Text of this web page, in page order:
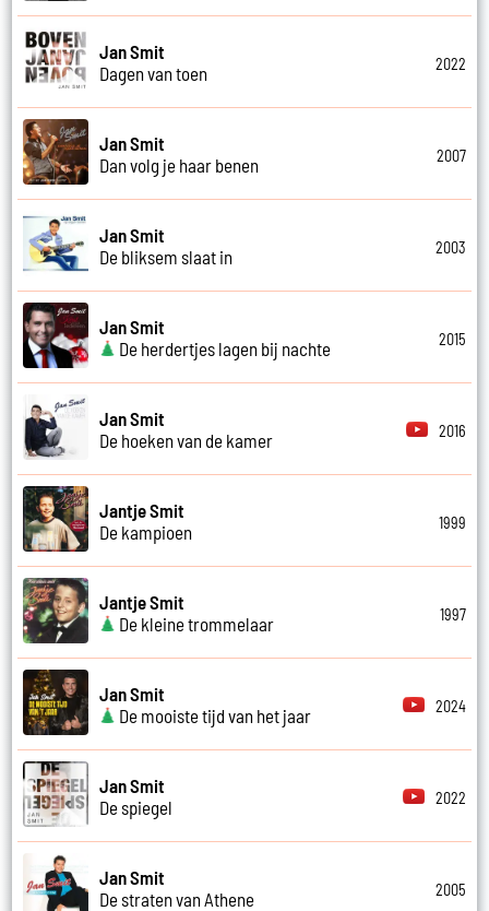
Jan Smit
Dagen van toen
2022
Jan Smit
Dan volg je haar benen
2007
Jan Smit
De bliksem slaat in
2003
Jan Smit
De herdertjes lagen bij nachte
2015
Jan Smit
De hoeken van de kamer
2016
Jantje Smit
De kampioen
1999
Jantje Smit
De kleine trommelaar
1997
Jan Smit
De mooiste tijd van het jaar
2024
Jan Smit
De spiegel
2022
Jan Smit
De straten van Athene
2005